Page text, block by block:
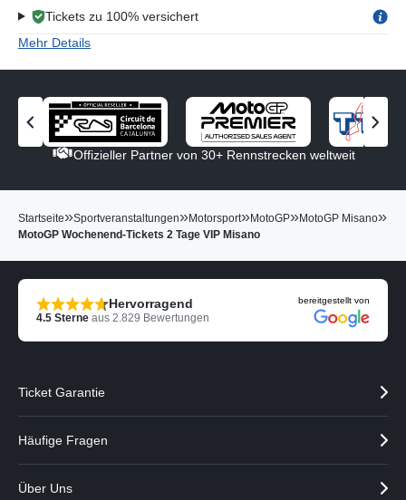
Tickets zu 100% versichert
Mehr Details
V
o
r
i
e
r
a
e
N
ä
t
a
n
g
Offizieller Partner von 30+ Rennstrecken weltweit
Startseite»Sportveranstaltungen»Motorsport»MotoGP»MotoGP Misano»
MotoGP Wochenend-Tickets 2 Tage VIP Misano
Hervorragend
4.5 Sterne aus 2.829 Bewertungen
bereitgestellt von
Ticket Garantie
Häufige Fragen
Über Uns